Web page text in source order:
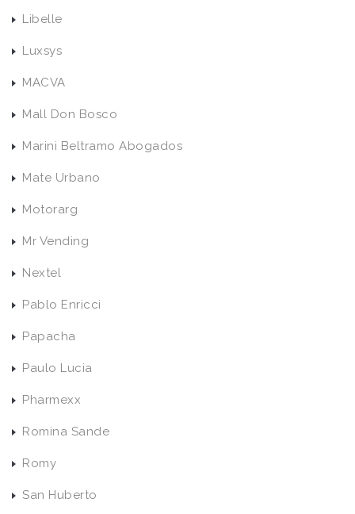
Libelle
Luxsys
MACVA
Mall Don Bosco
Marini Beltramo Abogados
Mate Urbano
Motorarg
Mr Vending
Nextel
Pablo Enricci
Papacha
Paulo Lucia
Pharmexx
Romina Sande
Romy
San Huberto